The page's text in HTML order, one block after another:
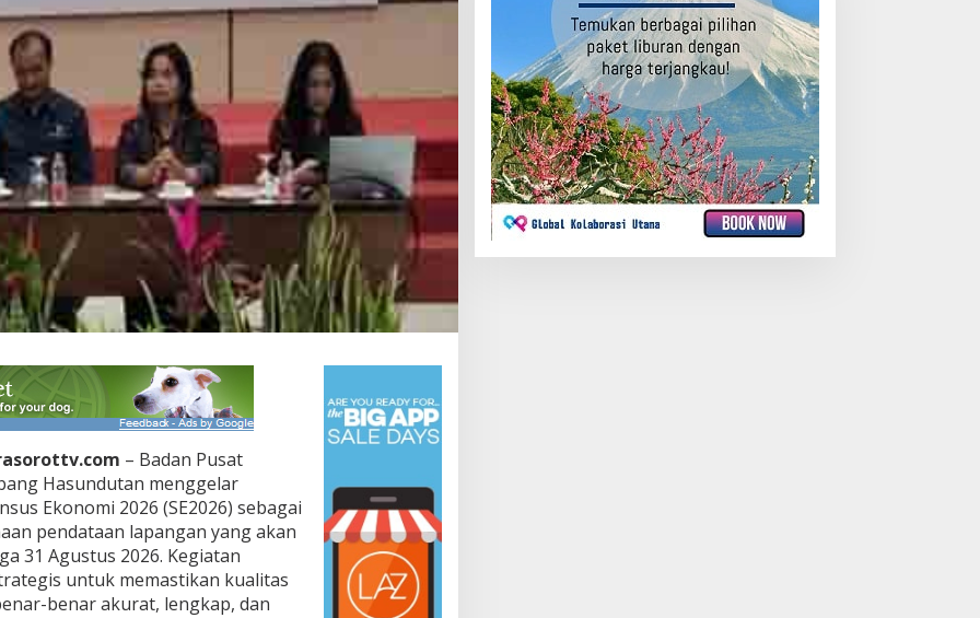
– Badan Pusat
Hasundutan menggelar
Ekonomi 2026 (SE2026) sebagai
pendataan lapangan yang akan
31 Agustus 2026. Kegiatan
untuk memastikan kualitas
benar akurat, lengkap, dan